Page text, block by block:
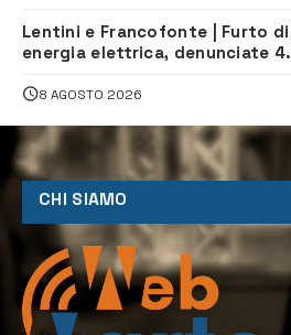
Lentini e Francofonte | Furto di
energia elettrica, denunciate 4
8 AGOSTO 2026
CHI SIAMO